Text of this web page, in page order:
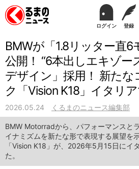
ログイン 登録
BMWが「1.8リッター直6
公開！ “6本出しエキゾー
デザイン」採用！ 新たな
ク「Vision K18」イタリ
2026.05.24 くるまのニュース編集部
BMW Motorradから、パフォーマンスと
イナミズムを新たな形で表現する展望を
「Vision K18」が、2026年5月15日にイ
た。